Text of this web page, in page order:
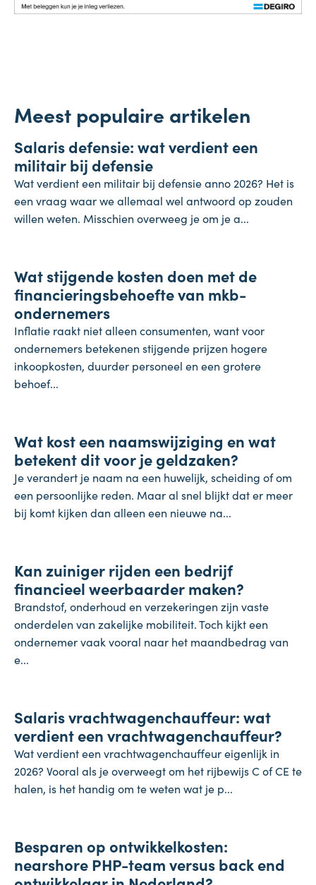
Meest populaire artikelen
7 augustus 2026
Salaris defensie: wat verdient een
militair bij defensie
Wat verdient een militair bij defensie anno 2026? Het is
een vraag waar we allemaal wel antwoord op zouden
willen weten. Misschien overweeg je om je a...
4 augustus 2026
Wat stijgende kosten doen met de
financieringsbehoefte van mkb-
ondernemers
Inflatie raakt niet alleen consumenten, want voor
ondernemers betekenen stijgende prijzen hogere
inkoopkosten, duurder personeel en een grotere
behoef...
31 juli 2026
Wat kost een naamswijziging en wat
betekent dit voor je geldzaken?
Je verandert je naam na een huwelijk, scheiding of om
een persoonlijke reden. Maar al snel blijkt dat er meer
bij komt kijken dan alleen een nieuwe na...
28 juli 2026
Kan zuiniger rijden een bedrijf
financieel weerbaarder maken?
Brandstof, onderhoud en verzekeringen zijn vaste
onderdelen van zakelijke mobiliteit. Toch kijkt een
ondernemer vaak vooral naar het maandbedrag van
e...
27 juli 2026
Salaris vrachtwagenchauffeur: wat
verdient een vrachtwagenchauffeur?
Wat verdient een vrachtwagenchauffeur eigenlijk in
2026? Vooral als je overweegt om het rijbewijs C of CE te
halen, is het handig om te weten wat je p...
24 juli 2026
Besparen op ontwikkelkosten:
nearshore PHP-team versus back end